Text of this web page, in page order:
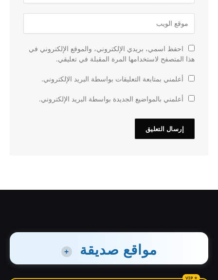
احفظ اسمي، بريدي الإلكتروني، والموقع الإلكتروني في
هذا المتصفح لاستخدامها المرة المقبلة في تعليقي.
أعلمني بمتابعة التعليقات بواسطة البريد الإلكتروني.
أعلمني بالمواضيع الجديدة بواسطة البريد الإلكتروني.
مواقع صديقة +